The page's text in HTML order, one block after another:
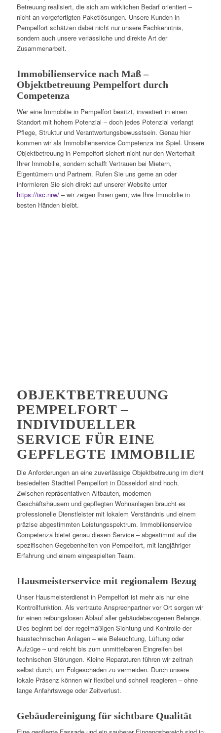
Betreuung realisiert, die sich am wirklichen Bedarf orientiert –
nicht an vorgefertigten Paketlösungen. Unsere Kunden in
Pempelfort schätzen dabei nicht nur unsere Fachkenntnis,
sondern auch unsere verlässliche und direkte Art der
Zusammenarbeit.
Immobilienservice nach Maß –
Objektbetreuung Pempelfort durch
Competenza
Wer eine Immobilie in Pempelfort besitzt, investiert in einen
Standort mit hohem Potenzial – doch jedes Potenzial verlangt
Pflege, Struktur und Verantwortungsbewusstsein. Genau hier
kommen wir als Immobilienservice Competenza ins Spiel. Unsere
Objektbetreuung in Pempelfort sichert nicht nur den Werterhalt
Ihrer Immobilie, sondern schafft Vertrauen bei Mietern,
Eigentümern und Partnern. Rufen Sie uns gerne an oder
informieren Sie sich direkt auf unserer Website unter
https://isc.nrw/– wir zeigen Ihnen gern, wie Ihre Immobilie in
besten Händen bleibt.
OBJEKTBETREUUNG
PEMPELFORT –
INDIVIDUELLER
SERVICE FÜR EINE
GEPFLEGTE IMMOBILIE
Die Anforderungen an eine zuverlässige Objektbetreuung im dicht
besiedelten Stadtteil Pempelfort in Düsseldorf sind hoch.
Zwischen repräsentativen Altbauten, modernen
Geschäftshäusern und gepflegten Wohnanlagen braucht es
professionelle Dienstleister mit lokalem Verständnis und einem
präzise abgestimmten Leistungsspektrum. Immobilienservice
Competenza bietet genau diesen Service – abgestimmt auf die
spezifischen Gegebenheiten von Pempelfort, mit langjähriger
Erfahrung und einem eingespielten Team.
Hausmeisterservice mit regionalem Bezug
Unser Hausmeisterdienst in Pempelfort ist mehr als nur eine
Kontrollfunktion. Als vertraute Ansprechpartner vor Ort sorgen wir
für einen reibungslosen Ablauf aller gebäudebezogenen Belange.
Dies beginnt bei der regelmäßigen Sichtung und Kontrolle der
haustechnischen Anlagen – wie Beleuchtung, Lüftung oder
Aufzüge – und reicht bis zum unmittelbaren Eingreifen bei
technischen Störungen. Kleine Reparaturen führen wir zeitnah
selbst durch, um Folgeschäden zu vermeiden. Durch unsere
lokale Präsenz können wir flexibel und schnell reagieren – ohne
lange Anfahrtswege oder Zeitverlust.
Gebäudereinigung für sichtbare Qualität